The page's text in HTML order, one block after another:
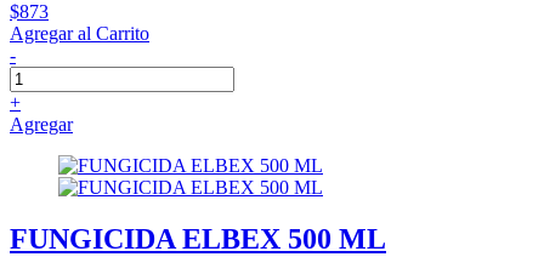
$873
Agregar al Carrito
-
+
Agregar
FUNGICIDA ELBEX 500 ML